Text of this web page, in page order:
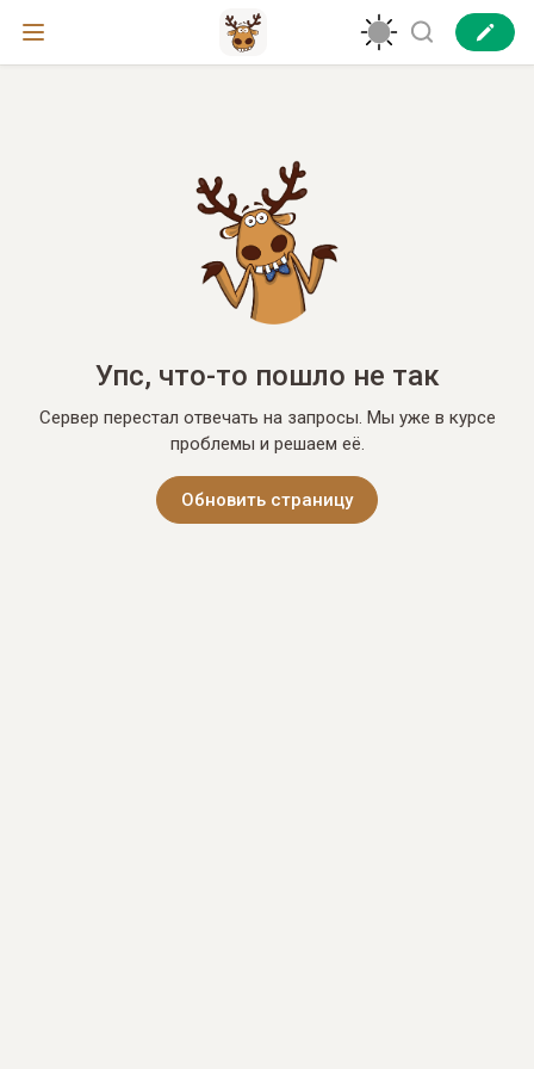
Упс, что-то пошло не так
Сервер перестал отвечать на запросы. Мы уже в курсе
проблемы и решаем её.
Обновить страницу